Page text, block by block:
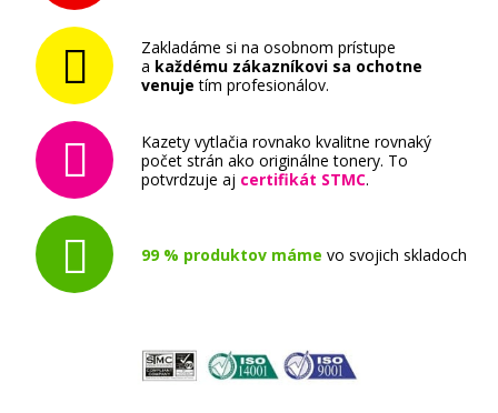
Zakladáme si na osobnom prístupe
a každému zákazníkovi sa ochotne
venuje tím profesionálov.
Kazety vytlačia rovnako kvalitne rovnaký
počet strán ako originálne tonery. To
potvrdzuje aj certifikát STMC.
99 % produktov máme vo svojich skladoch